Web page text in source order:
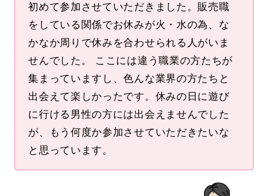
初めて参加させていただきました。販売職
をしている関係でお休みが火・水の為、な
かなか周りで休みを合わせられる人がいま
せんでした。 ここには違う職業の方たちが
集まっていますし、色んな業界の方たちと
出会えて楽しかったです。休みの日に遊び
に行ける男性の方には出会えませんでした
が、もう何度か参加させていただきたいな
と思っています。